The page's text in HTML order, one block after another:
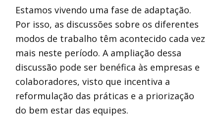
Estamos vivendo uma fase de adaptação.
Por isso, as discussões sobre os diferentes
modos de trabalho têm acontecido cada vez
mais neste período. A ampliação dessa
discussão pode ser benéfica às empresas e
colaboradores, visto que incentiva a
reformulação das práticas e a priorização
do bem estar das equipes.